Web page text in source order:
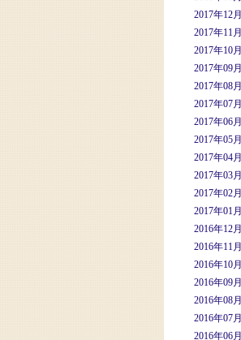
2017年12月
2017年11月
2017年10月
2017年09月
2017年08月
2017年07月
2017年06月
2017年05月
2017年04月
2017年03月
2017年02月
2017年01月
2016年12月
2016年11月
2016年10月
2016年09月
2016年08月
2016年07月
2016年06月